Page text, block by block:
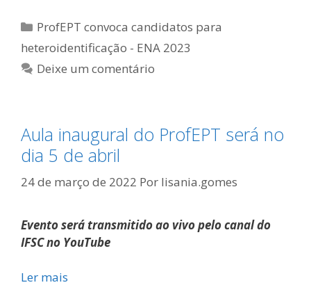
Categorias
ProfEPT convoca candidatos para
heteroidentificação - ENA 2023
Deixe um comentário
Aula inaugural do ProfEPT será no
dia 5 de abril
24 de março de 2022 Por lisania.gomes
Evento será transmitido ao vivo pelo canal do
IFSC no YouTube
Ler mais